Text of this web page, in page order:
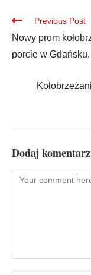
Previous Post
Nowy prom
porcie w
Dodaj komentarz